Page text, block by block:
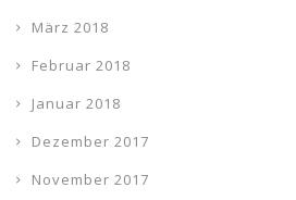
März 2018
Februar 2018
Januar 2018
Dezember 2017
November 2017